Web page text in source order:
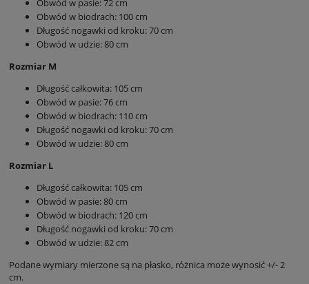
Obwód w pasie: 72 cm
Obwód w biodrach: 100 cm
Długość nogawki od kroku: 70 cm
Obwód w udzie: 80 cm
Rozmiar M
Długość całkowita: 105 cm
Obwód w pasie: 76 cm
Obwód w biodrach: 110 cm
Długość nogawki od kroku: 70 cm
Obwód w udzie: 80 cm
Rozmiar L
Długość całkowita: 105 cm
Obwód w pasie: 80 cm
Obwód w biodrach: 120 cm
Długość nogawki od kroku: 70 cm
Obwód w udzie: 82 cm
Podane wymiary mierzone są na płasko, różnica może wynosić +/- 2
cm.